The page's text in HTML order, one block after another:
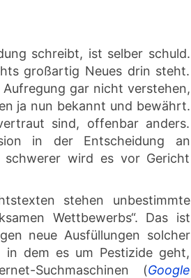
schreibt, ist selber schuld.
großartig Neues drin steht.
gar nicht verstehen,
ja nun bekannt und bewährt.
sind, offenbar anders.
in der Entscheidung an
schwerer wird es vor Gericht
stehen unbestimmte
Wettbewerbs“. Das ist
neue Ausfüllungen solcher
in dem es um Pestizide geht,
Suchmaschinen (Google